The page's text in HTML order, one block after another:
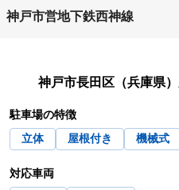
神戸市中央区
神戸市東灘区
駒ヶ林
新長田
神戸市営地下鉄西神線
神戸市長田区（兵庫県）
駐車場の特徴
立体
屋根付き 機械式
対応車両